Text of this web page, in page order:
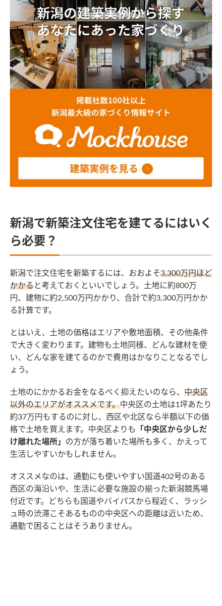
新潟で新築注文住宅を建てるにはいく
ら必要？
新潟で注文住宅を新築するには、おおよそ3,300万円ほど
かかると考えておくといいでしょう。土地に約800万
円、建物に約2,500万円かかり、合計で約3,300万円かか
る計算です。
とはいえ、土地の価格はエリアや敷地面積、その他条件
で大きく変わります。建物も土地同様、どんな建材を使
い、どんな家を建てるのかで費用はかなりことなるでし
ょう。
土地のにかかるお金をなるべく抑えたいのなら、 中央区
以外のエリアがオススメです。中央区の土地は1坪あたり
約37万円もするのに対し、西区や北区なら半額以下の価
格で土地を買えます。中央区よりも
「中央区から少しだ
け離れた場所」 の方が落ち着いた場所も多く、かえって
生活しやすいかもしれません。
オススメなのは、通勤にも使いやすい国道402号のある
西区の海沿いや、生活に必要な施設の揃った新潟競馬場
付近です。どちらも国道やバイパスから程近く、ラッシ
ュ時の渋滞こそあるものの中央区への距離は近いため、
通勤で困ることはそうありません。